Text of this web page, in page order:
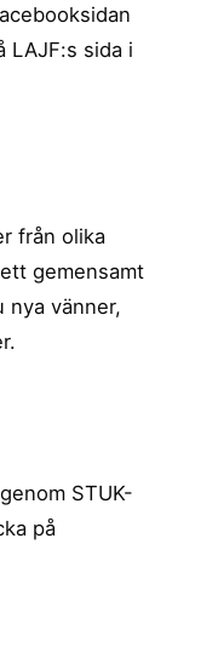
LAJF:s sida i
från olika
gemensamt
vänner,
STUK-
på